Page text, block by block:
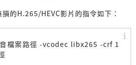
的H.265/HEVC影片的指令如下：
檔案路徑 -vcodec libx265 -crf 1